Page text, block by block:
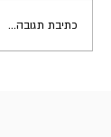
כתיבת תגובה...